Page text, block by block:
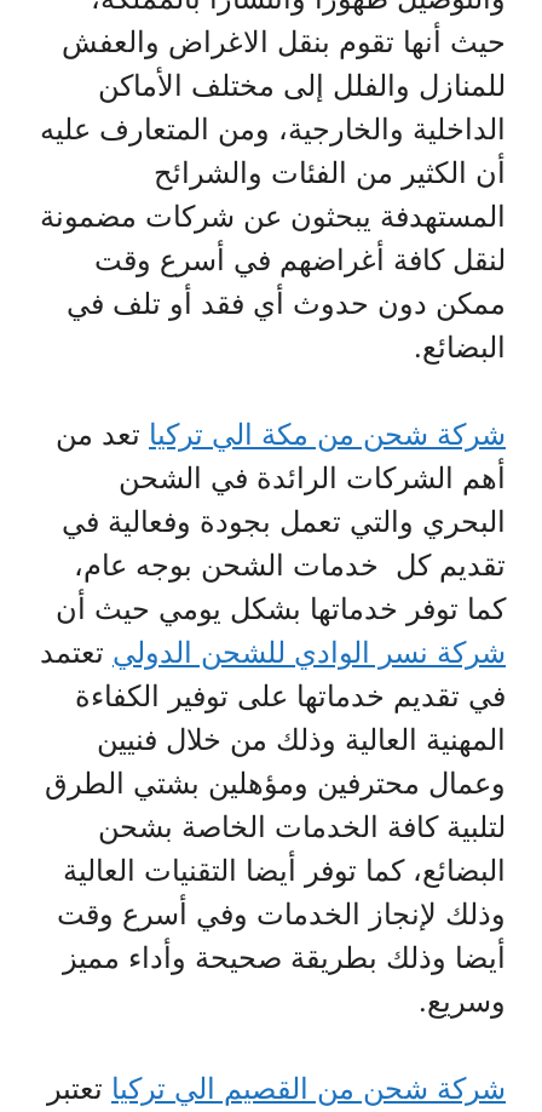
حيث أنها تقوم بنقل الاغراض والعفش
للمنازل والفلل إلى مختلف الأماكن
الداخلية والخارجية، ومن المتعارف عليه
أن الكثير من الفئات والشرائح
المستهدفة يبحثون عن شركات مضمونة
لنقل كافة أغراضهم في أسرع وقت
ممكن دون حدوث أي فقد أو تلف في
البضائع.
شركة شحن من مكة الي تركيا تعد من
أهم الشركات الرائدة في الشحن
البحري والتي تعمل بجودة وفعالية في
تقديم كل خدمات الشحن بوجه عام،
كما توفر خدماتها بشكل يومي حيث أن
شركة نسر الوادي للشحن الدولي تعتمد
في تقديم خدماتها على توفير الكفاءة
المهنية العالية وذلك من خلال فنيين
وعمال محترفين ومؤهلين بشتي الطرق
لتلبية كافة الخدمات الخاصة بشحن
البضائع، كما توفر أيضا التقنيات العالية
وذلك لإنجاز الخدمات وفي أسرع وقت
أيضا وذلك بطريقة صحيحة وأداء مميز
وسريع.
شركة شحن من القصيم الي تركيا تعتبر